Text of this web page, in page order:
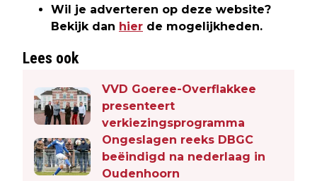
Wil je adverteren op deze website?
Bekijk dan hier de mogelijkheden.
Lees ook
VVD Goeree-Overflakkee
presenteert
verkiezingsprogramma
Ongeslagen reeks DBGC
beëindigd na nederlaag in
Oudenhoorn